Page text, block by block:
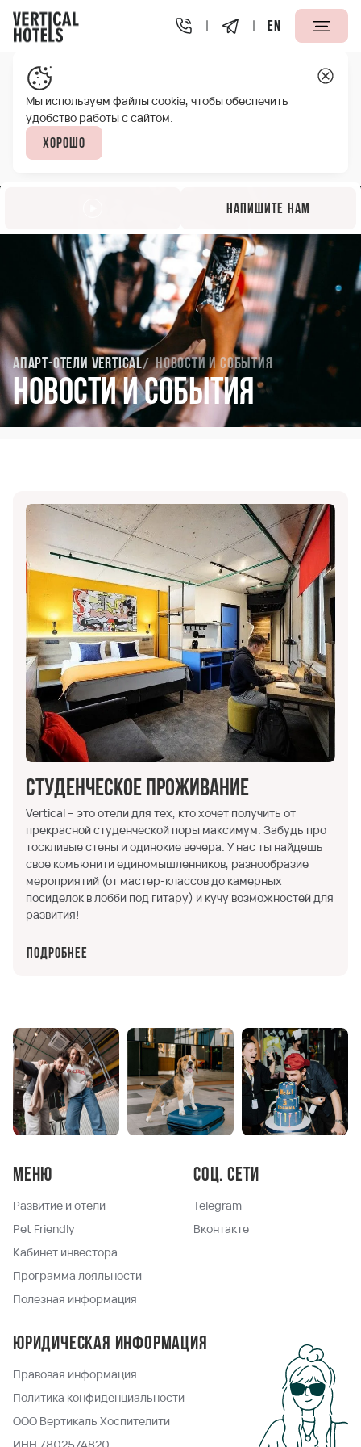
EN
Апарт-отели Vertical Новости и события
Новости и события
Студенческое проживание
Vertical – это отели для тех, кто хочет получить от
прекрасной студенческой поры максимум. Забудь про
тоскливые стены и одинокие вечера. У нас ты найдешь
свое комьюнити единомышленников, разнообразие
мероприятий (от мастер-классов до камерных
посиделок в лобби под гитару) и кучу возможностей для
развития!
Подробнее
Меню
Развитие и отели
Pet Friendly
Кабинет инвестора
Программа лояльности
Полезная информация
Соц. сети
Telegram
Вконтакте
Юридическая информация
Правовая информация
Политика конфиденциальности
ООО Вертикаль Хоспителити
Мы используем файлы cookie, чтобы обеспечить
удобство работы с сайтом.
Хорошо
Напишите нам